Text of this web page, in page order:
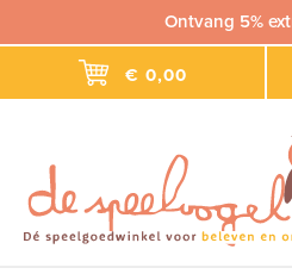
Ontvang 5%
€ 0,00